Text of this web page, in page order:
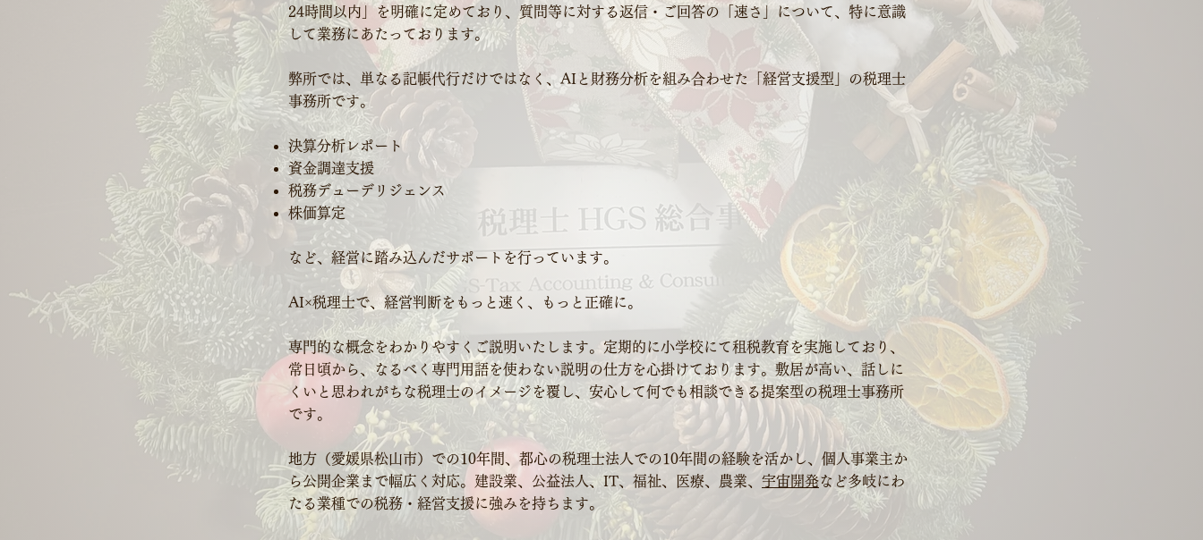
24時間以内」を明確に定めており、質問等に対する返信・ご回答の「速さ」について、特に意識
して業務にあたっております。
弊所では、単なる記帳代行だけではなく、AIと財務分析を組み合わせた「経営支援型」の税理士
事務所です。
決算分析レポート
資金調達支援
税務デューデリジェンス
株価算定
など、経営に踏み込んだサポートを行っています。
AI×税理士で、経営判断をもっと速く、もっと正確に。
専門的な概念をわかりやすくご説明いたします。定期的に小学校にて租税教育を実施しており、
常日頃から、なるべく専門用語を使わない説明の仕方を心掛けております。敷居が高い、話しに
くいと思われがちな税理士のイメージを覆し、安心して何でも相談できる提案型の税理士事務所
です。
地方（愛媛県松山市）での10年間、都心の税理士法人での10年間の経験を活かし、個人事業主か
ら公開企業まで幅広く対応。建設業、公益法人、IT、福祉、医療、農業、 宇宙開発など多岐にわ
たる業種での税務・経営支援に強みを持ちます。